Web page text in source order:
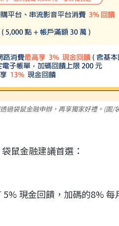
過袋鼠金融申辦，再享獨家好禮。(圖/
鼠金融建議首選：
現金回饋，加碼的8% 每